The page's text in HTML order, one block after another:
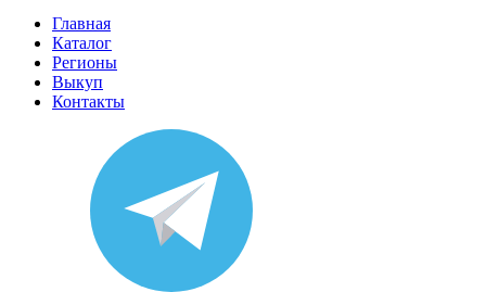
Главная
Каталог
Регионы
Выкуп
Контакты